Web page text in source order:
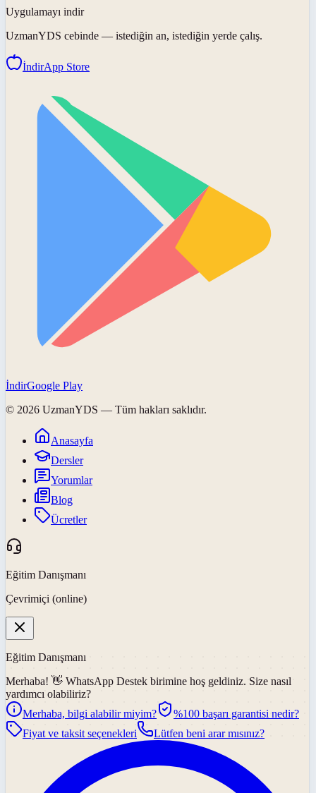
Uygulamayı indir
UzmanYDS cebinde — istediğin an, istediğin yerde çalış.
İndirApp Store
İndirGoogle Play
© 2026 UzmanYDS — Tüm hakları saklıdır.
Anasayfa
Dersler
Yorumlar
Blog
Ücretler
Eğitim Danışmanı
Çevrimiçi (online)
Eğitim Danışmanı
Merhaba! 👋 WhatsApp Destek birimine hoş geldiniz. Size nasıl
yardımcı olabiliriz?
Merhaba, bilgi alabilir miyim?
%100 başarı garantisi nedir?
Fiyat ve taksit seçenekleri
Lütfen beni arar mısınız?